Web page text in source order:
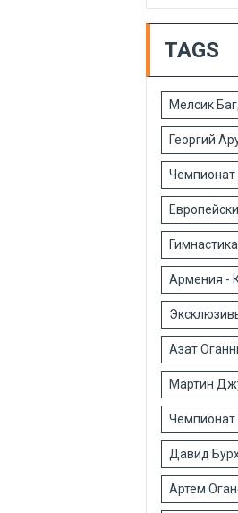
TAGS
Мелсик
Георгий
Чемпионат
Гимнастика
Армения -
Азат
Мартин
Давид
Артем